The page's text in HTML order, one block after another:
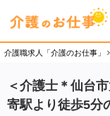
介護職求人「介護のお仕事」
＜介護士＊仙台
寄駅より徒歩5